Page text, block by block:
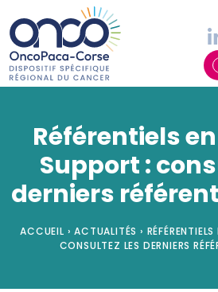
Référentiels
Support :
derniers
ACCUEIL › ACTUALITÉS ›
CONSULTEZ LES DERNIERS
Panneau de gestion des cookies